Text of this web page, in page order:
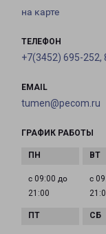
на карте
ТЕЛЕФОН
+7(3452) 695-252,
EMAIL
tumen@pecom.ru
ГРАФИК РАБОТЫ
с 09:00 до
21:00
с